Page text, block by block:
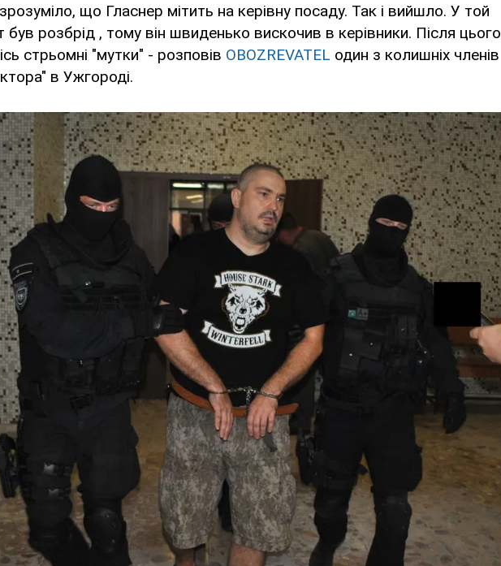
що Гласнер мітить на керівну посаду. Так і вийшло. У той
був розбрід , тому він швиденько вискочив в керівники. Після цього
стрьомні "мутки" - розповів OBOZREVATEL один з колишніх членів
в Ужгороді.